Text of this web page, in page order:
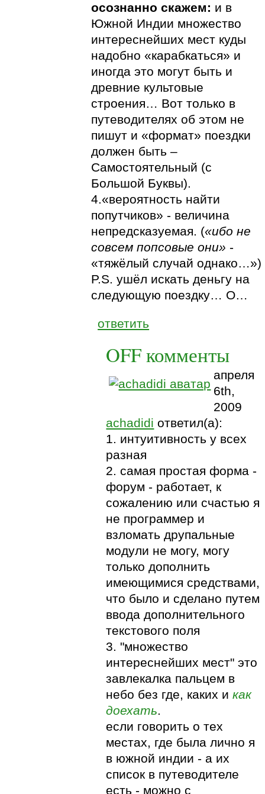
осознанно скажем: и в
Южной Индии множество
интереснейших мест куды
надобно «карабкаться» и
иногда это могут быть и
древние культовые
строения… Вот только в
путеводителях об этом не
пишут и «формат» поездки
должен быть –
Самостоятельный (с
Большой Буквы).
4.«вероятность найти
попутчиков» - величина
непредсказуемая. («ибо не
совсем попсовые они» -
«тяжёлый случай однако…»)
P.S. ушёл искать деньгу на
следующую поездку… О…
ответить
OFF комменты
апреля
6th,
2009
achadidi ответил(а):
1. интуитивность у всех
разная
2. самая простая форма -
форум - работает, к
сожалению или счастью я
не программер и
взломать друпальные
модули не могу, могу
только дополнить
имеющимися средствами,
что было и сделано путем
ввода дополнительного
текстового поля
3. "множество
интереснейших мест" это
завлекалка пальцем в
небо без где, каких икак
доехать.
если говорить о тех
местах, где была лично я
в южной индии - а их
список в путеводителе
есть - можно с